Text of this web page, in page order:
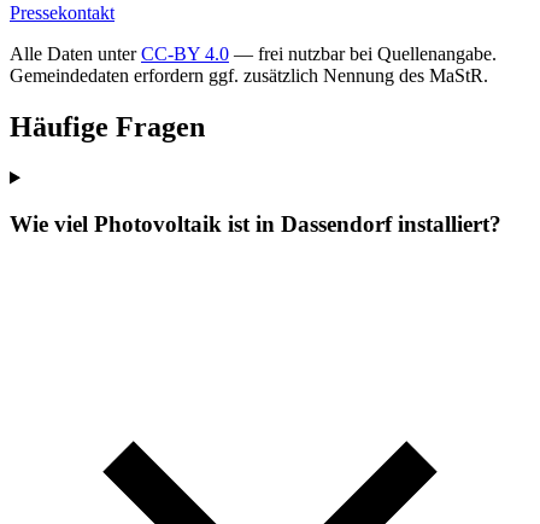
Pressekontakt
Alle Daten unterCC-BY 4.0 — frei nutzbar bei Quellenangabe.
Gemeindedaten erfordern ggf. zusätzlich Nennung des MaStR.
Häufige Fragen
Wie viel Photovoltaik ist in Dassendorf installiert?